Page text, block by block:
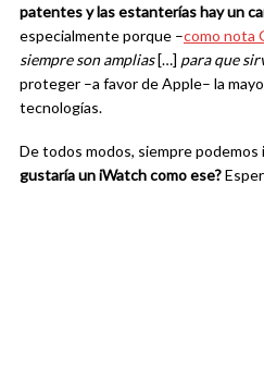
patentes y las estanterías hay un
especialmente porque –como nota
siempre son amplias[…] para que
proteger –a favor de Apple– la
tecnologías.
De todos modos, siempre podemos
gustaría un iWatch como ese?